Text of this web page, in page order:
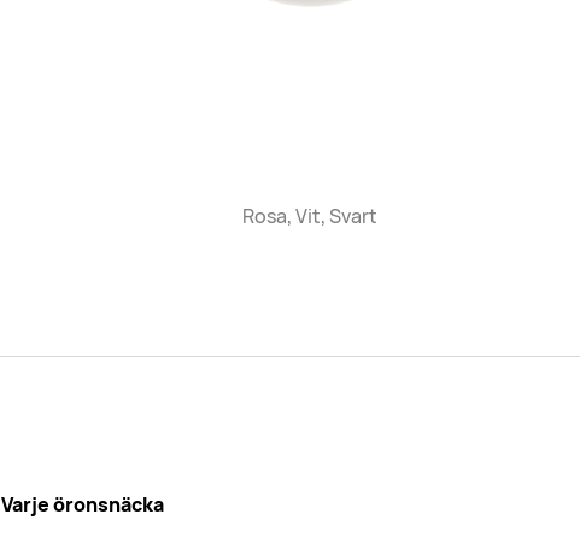
Rosa, Vit, Svart
Varje öronsnäcka